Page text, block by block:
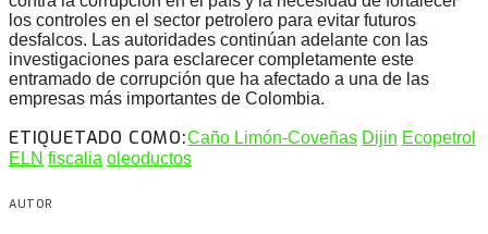
los controles en el sector petrolero para evitar futuros
desfalcos. Las autoridades continúan adelante con las
investigaciones para esclarecer completamente este
entramado de corrupción que ha afectado a una de las
empresas más importantes de Colombia.
ETIQUETADO COMO:Caño Limón-Coveñas Dijin Ecopetrol
ELN fiscalia oleoductos
AUTOR